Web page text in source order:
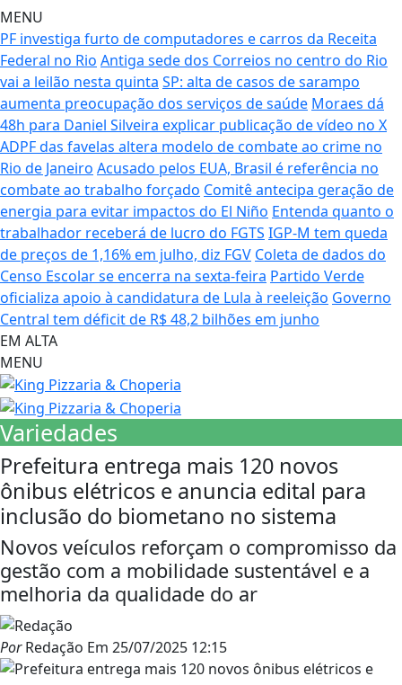
MENU
PF investiga furto de computadores e carros da Receita
Federal no Rio Antiga sede dos Correios no centro do Rio
vai a leilão nesta quinta SP: alta de casos de sarampo
aumenta preocupação dos serviços de saúde Moraes dá
48h para Daniel Silveira explicar publicação de vídeo no X
ADPF das favelas altera modelo de combate ao crime no
Rio de Janeiro Acusado pelos EUA, Brasil é referência no
combate ao trabalho forçado Comitê antecipa geração de
energia para evitar impactos do El Niño Entenda quanto o
trabalhador receberá de lucro do FGTS IGP-M tem queda
de preços de 1,16% em julho, diz FGV Coleta de dados do
Censo Escolar se encerra na sexta-feira Partido Verde
oficializa apoio à candidatura de Lula à reeleição Governo
Central tem déficit de R$ 48,2 bilhões em junho
EM ALTA
MENU
Variedades
Prefeitura entrega mais 120 novos
ônibus elétricos e anuncia edital para
inclusão do biometano no sistema
Novos veículos reforçam o compromisso da
gestão com a mobilidade sustentável e a
melhoria da qualidade do ar
PorRedação Em 25/07/2025 12:15